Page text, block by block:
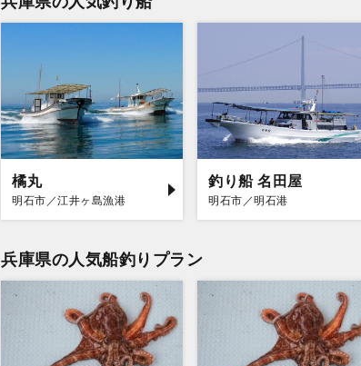
橘丸
明石市／江井ヶ島漁港
釣り船 名田屋
明石市／明石港
兵庫県の人気船釣りプラン